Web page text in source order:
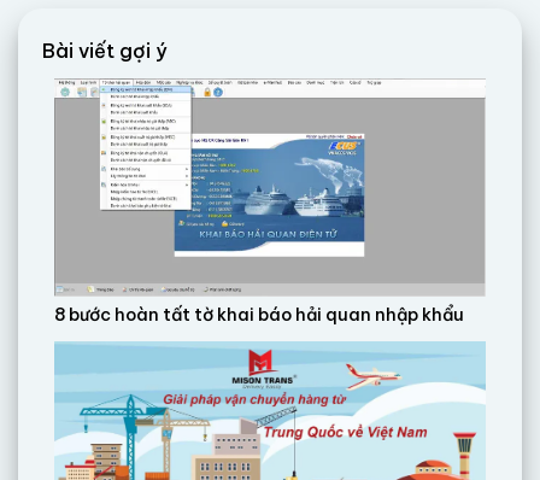
Bài viết gợi ý
8 bước hoàn tất tờ khai báo hải quan nhập khẩu